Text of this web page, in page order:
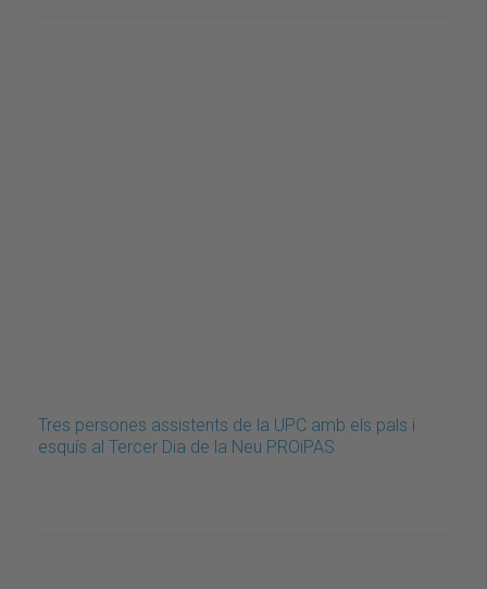
Tres persones assistents de la UPC amb els pals i
esquís al Tercer Dia de la Neu PROiPAS